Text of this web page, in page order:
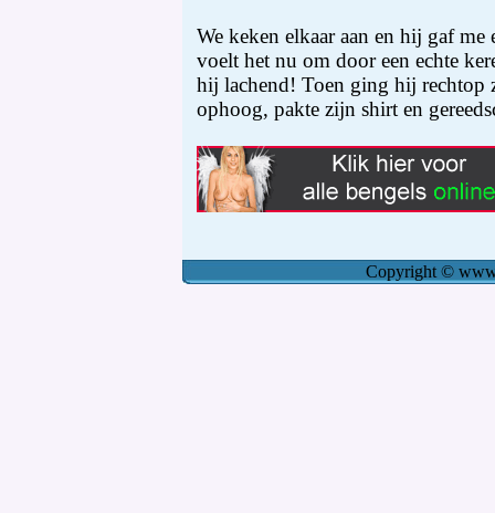
We keken elkaar aan en hij gaf
voelt het nu om door een echte
hij lachend! Toen ging hij rechtop
ophoog, pakte zijn shirt en
Copyright ©